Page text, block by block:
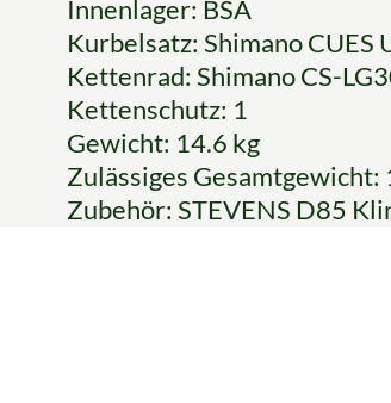
Innenlager: BSA
Kurbelsatz: Shimano CUES
Kettenrad: Shimano CS-
Kettenschutz: 1
Gewicht: 14.6 kg
Zulässiges Gesamtgewicht:
Zubehör: STEVENS D85